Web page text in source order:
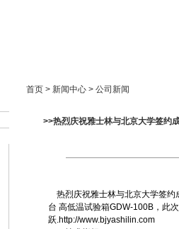
首页 > 新闻中心 > 公司新闻
>>热烈庆祝雅士林与北京大学签约
热烈庆祝雅士林与北京大学签约
台 高低温试验箱GDW-100B，此
跃.http://www.bjyashilin.com